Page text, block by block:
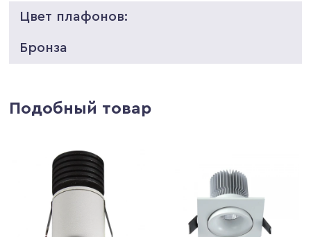
Цвет плафонов:
Бронза
Подобный товар